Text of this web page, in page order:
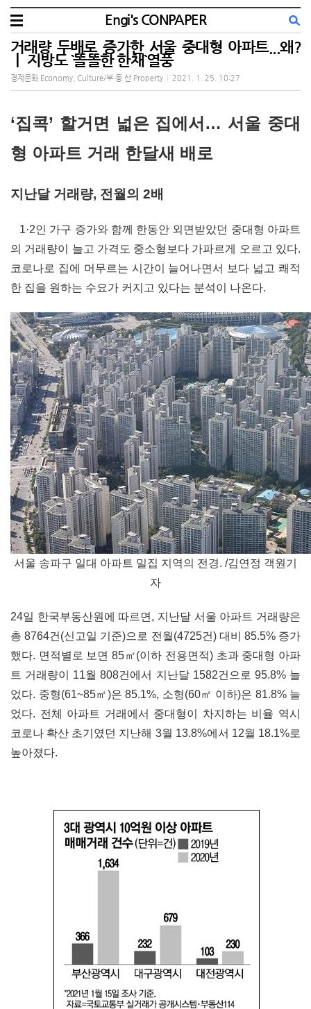
Engi's CONPAPER
거래량 두배로 증가한 서울 중대형 아파트...왜?
ㅣ 지방도 `똘똘한 한채`열풍
경제문화 Economy, Culture/부 동 산 Property 2021. 1. 25. 10:27
‘집콕’ 할거면 넓은 집에서… 서울 중대
형 아파트 거래 한달새 배로
지난달 거래량, 전월의 2배
1·2인 가구 증가와 함께 한동안 외면받았던 중대형 아파트
의 거래량이 늘고 가격도 중소형보다 가파르게 오르고 있다.
코로나로 집에 머무르는 시간이 늘어나면서 보다 넓고 쾌적
한 집을 원하는 수요가 커지고 있다는 분석이 나온다.
서울 송파구 일대 아파트 밀집 지역의 전경. /김연정 객원기
자
24일 한국부동산원에 따르면, 지난달 서울 아파트 거래량은
총 8764건(신고일 기준)으로 전월(4725건) 대비 85.5% 증가
했다. 면적별로 보면 85㎡(이하 전용면적) 초과 중대형 아파
트 거래량이 11월 808건에서 지난달 1582건으로 95.8% 늘
었다. 중형(61~85㎡)은 85.1%, 소형(60㎡ 이하)은 81.8% 늘
었다. 전체 아파트 거래에서 중대형이 차지하는 비율 역시
코로나 확산 초기였던 지난해 3월 13.8%에서 12월 18.1%로
높아졌다.